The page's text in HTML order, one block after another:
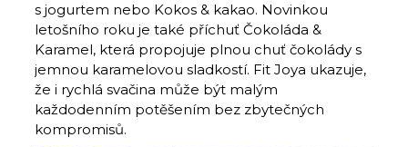
s jogurtem nebo Kokos & kakao. Novinkou
letošního roku je také příchuť Čokoláda &
Karamel, která propojuje plnou chuť čokolády s
jemnou karamelovou sladkostí. Fit Joya ukazuje,
že i rychlá svačina může být malým
každodenním potěšením bez zbytečných
kompromisů.